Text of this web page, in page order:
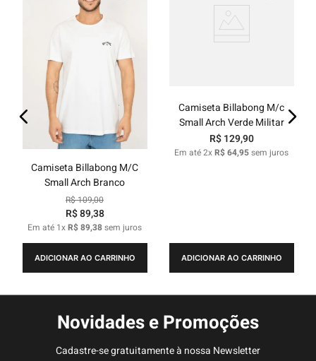
Camiseta Billabong M/C
Small Arch Branco
R$109,00
R$89,38
Em até 1xR$89,38sem juros
ADICIONAR AO CARRINHO
Camiseta Billabong M/c
Small Arch Verde Militar
R$ 129,90
Em até2xR$64,95sem juros
ADICIONAR AO CARRINHO
Novidades e Promoções
Cadastre-se gratuitamente à nossa Newsletter